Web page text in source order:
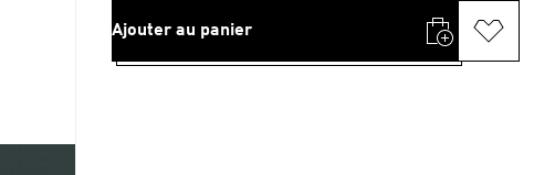
Ajouter au panier